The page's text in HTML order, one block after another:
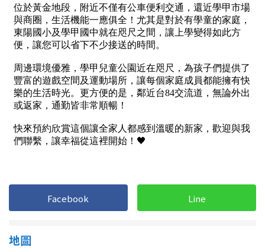
3樓 4樓
5~10樓 11~20樓
21樓以上
~
2房 3房
Facebook Line
地圖